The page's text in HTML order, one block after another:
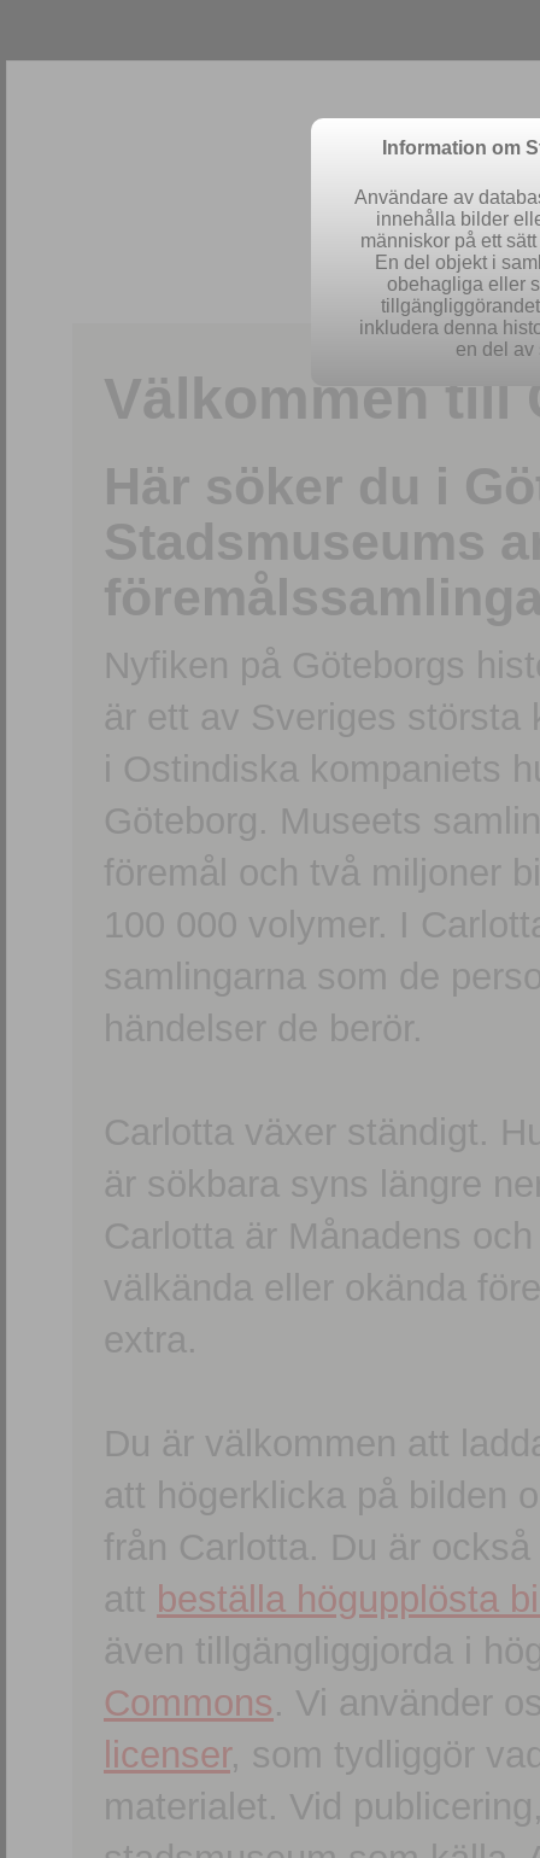
Easy
Välkommen till
Här söker du i
Stadsmuseums
Nyfiken på Göteborgs
är ett av Sveriges största
i Ostindiska kompaniets
Göteborg. Museets
föremål och två miljoner
100 000 volymer. I
samlingarna som de
händelser de berör.
Carlotta växer ständigt.
är sökbara syns längre
Carlotta är Månadens
välkända eller okända
extra.
Du är välkommen att
att högerklicka på bilden
från Carlotta. Du är
att beställa högupplösta
även tillgängliggjorda i
Commons. Vi använder
licenser, som tydliggör
materialet. Vid
Information om
Användare av
innehålla bilder
människor på ett
En del objekt i
obehagliga eller
inkludera denna
en del av